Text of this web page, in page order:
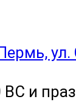
ул.
и